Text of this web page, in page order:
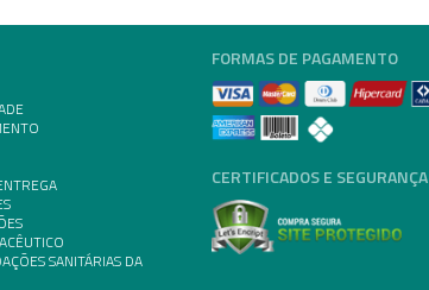
SANITÁRIAS DA
FORMAS DE PAGAMENTO
CERTIFICADOS E SEGURANÇA